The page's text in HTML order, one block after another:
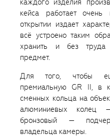
кейса работает
открытии издает
всё устроено таким
хранить и без труда
предмет.
Для того, чтобы
премиальную GR II, в
сменных кольца на
алюминиевых колец
бронзовый —
владельца камеры.